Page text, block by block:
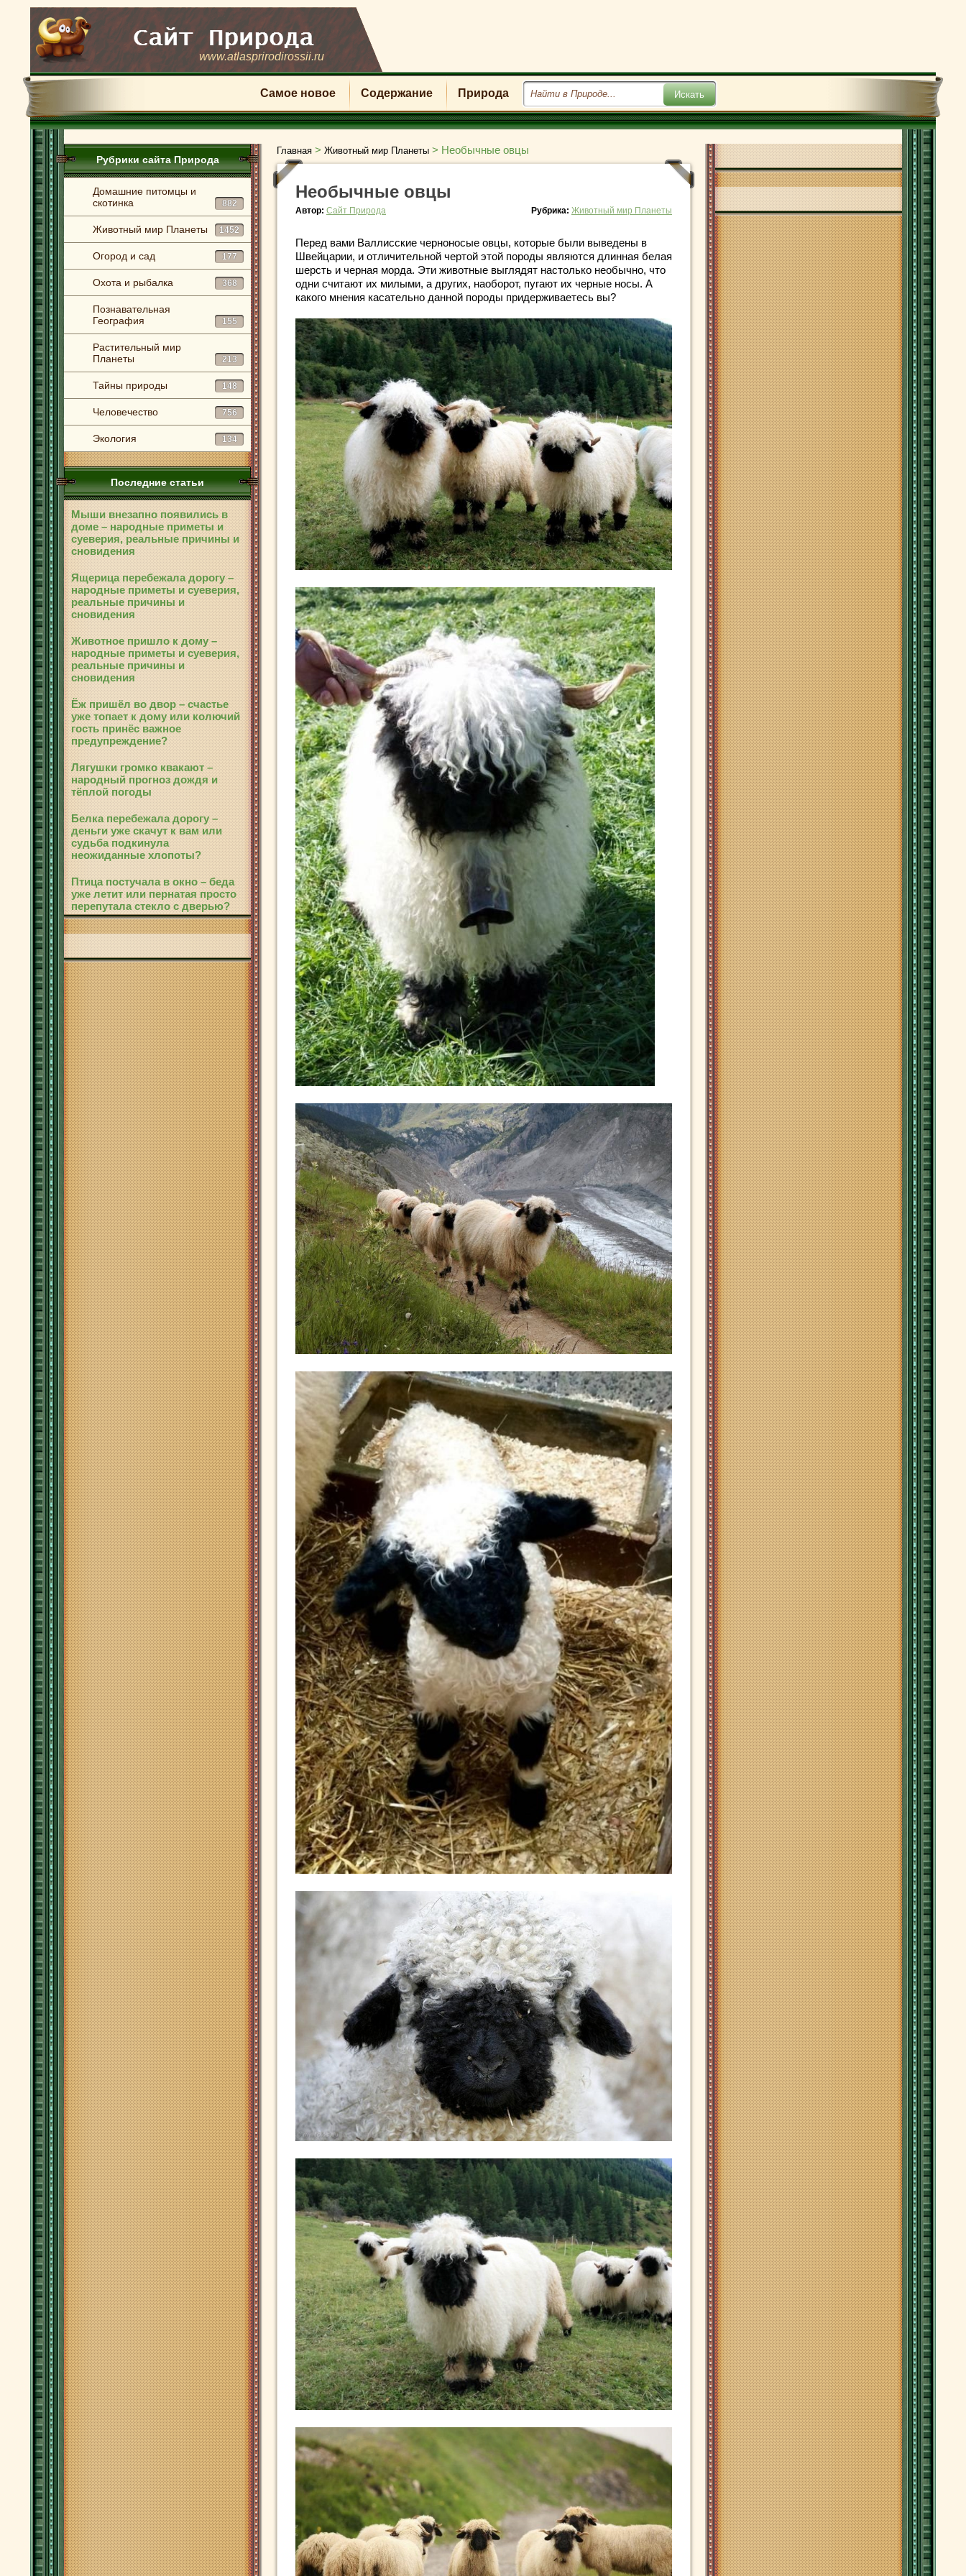
www.atlasprirodirossii.ru
Самое новое Содержание Природа
Рубрики сайта Природа
Домашние питомцы и
скотинка
882
Животный мир Планеты 1452
Огород и сад 177
Охота и рыбалка 368
Познавательная
География
155
Растительный мир
Планеты
213
Тайны природы 148
Человечество 756
Экология 134
Последние статьи
Мыши внезапно появились в
доме – народные приметы и
суеверия, реальные причины и
сновидения
Ящерица перебежала дорогу –
народные приметы и суеверия,
реальные причины и
сновидения
Животное пришло к дому –
народные приметы и суеверия,
реальные причины и
сновидения
Ёж пришёл во двор – счастье
уже топает к дому или колючий
гость принёс важное
предупреждение?
Лягушки громко квакают –
народный прогноз дождя и
тёплой погоды
Белка перебежала дорогу –
деньги уже скачут к вам или
судьба подкинула
неожиданные хлопоты?
Птица постучала в окно – беда
уже летит или пернатая просто
перепутала стекло с дверью?
Главная > Животный мир Планеты > Необычные овцы
Необычные овцы
Автор: Сайт Природа Рубрика: Животный мир Планеты
Перед вами Валлисские черноносые овцы, которые были выведены в
Швейцарии, и отличительной чертой этой породы являются длинная белая
шерсть и черная морда. Эти животные выглядят настолько необычно, что
одни считают их милыми, а других, наоборот, пугают их черные носы. А
какого мнения касательно данной породы придерживаетесь вы?